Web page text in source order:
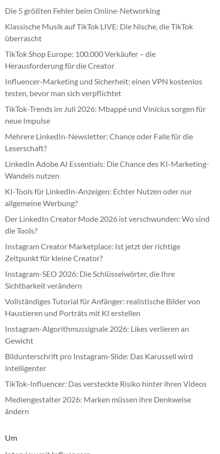
Die 5 größten Fehler beim Online-Networking
Klassische Musik auf TikTok LIVE: Die Nische, die TikTok
überrascht
TikTok Shop Europe: 100.000 Verkäufer – die
Herausforderung für die Creator
Influencer-Marketing und Sicherheit: einen VPN kostenlos
testen, bevor man sich verpflichtet
TikTok-Trends im Juli 2026: Mbappé und Vinícius sorgen für
neue Impulse
Mehrere LinkedIn-Newsletter: Chance oder Falle für die
Leserschaft?
LinkedIn Adobe AI Essentials: Die Chance des KI-Marketing-
Wandels nutzen
KI-Tools für LinkedIn-Anzeigen: Echter Nutzen oder nur
allgemeine Werbung?
Der LinkedIn Creator Mode 2026 ist verschwunden: Wo sind
die Tools?
Instagram Creator Marketplace: Ist jetzt der richtige
Zeitpunkt für kleine Creator?
Instagram-SEO 2026: Die Schlüsselwörter, die Ihre
Sichtbarkeit verändern
Vollständiges Tutorial für Anfänger: realistische Bilder von
Haustieren und Porträts mit KI erstellen
Instagram-Algorithmussignale 2026: Likes verlieren an
Gewicht
Bildunterschrift pro Instagram-Slide: Das Karussell wird
intelligenter
TikTok-Influencer: Das versteckte Risiko hinter ihren Videos
Mediengestalter 2026: Marken müssen ihre Denkweise
ändern
Um